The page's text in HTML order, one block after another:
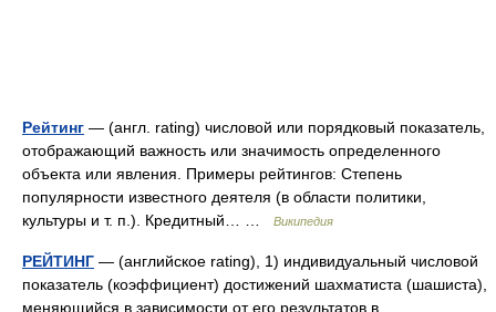
Рейтинг — (англ. rating) числовой или порядковый показатель,
отображающий важность или значимость определенного
объекта или явления. Примеры рейтингов: Степень
популярности известного деятеля (в области политики,
культуры и т. п.). Кредитный… …
Википедия
РЕЙТИНГ — (английское rating), 1) индивидуальный числовой
показатель (коэффициент) достижений шахматиста (шашиста),
меняющийся в зависимости от его результатов в